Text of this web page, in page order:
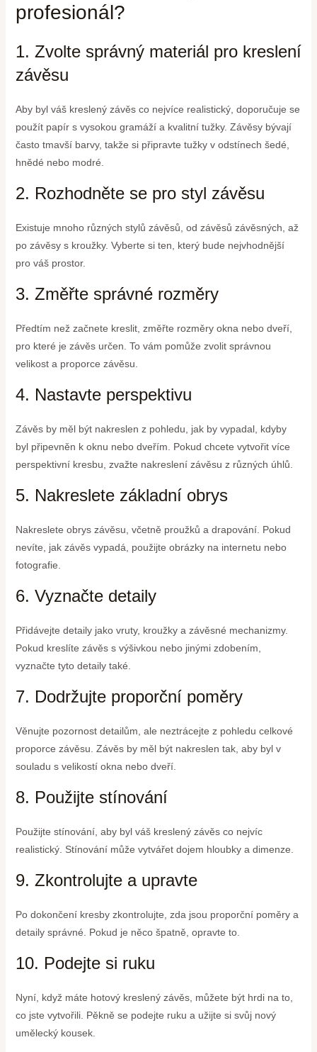
profesionál?
1. Zvolte správný materiál pro kreslení
závěsu
Aby byl váš kreslený závěs co nejvíce realistický, doporučuje se
použít papír s vysokou gramáží a kvalitní tužky. Závěsy bývají
často tmavší barvy, takže si připravte tužky v odstínech šedé,
hnědé nebo modré.
2. Rozhodněte se pro styl závěsu
Existuje mnoho různých stylů závěsů, od závěsů závěsných, až
po závěsy s kroužky. Vyberte si ten, který bude nejvhodnější
pro váš prostor.
3. Změřte správné rozměry
Předtím než začnete kreslit, změřte rozměry okna nebo dveří,
pro které je závěs určen. To vám pomůže zvolit správnou
velikost a proporce závěsu.
4. Nastavte perspektivu
Závěs by měl být nakreslen z pohledu, jak by vypadal, kdyby
byl připevněn k oknu nebo dveřím. Pokud chcete vytvořit více
perspektivní kresbu, zvažte nakreslení závěsu z různých úhlů.
5. Nakreslete základní obrys
Nakreslete obrys závěsu, včetně proužků a drapování. Pokud
nevíte, jak závěs vypadá, použijte obrázky na internetu nebo
fotografie.
6. Vyznačte detaily
Přidávejte detaily jako vruty, kroužky a závěsné mechanizmy.
Pokud kreslíte závěs s výšivkou nebo jinými zdobením,
vyznačte tyto detaily také.
7. Dodržujte proporční poměry
Věnujte pozornost detailům, ale neztrácejte z pohledu celkové
proporce závěsu. Závěs by měl být nakreslen tak, aby byl v
souladu s velikostí okna nebo dveří.
8. Použijte stínování
Použijte stínování, aby byl váš kreslený závěs co nejvíc
realistický. Stínování může vytvářet dojem hloubky a dimenze.
9. Zkontrolujte a upravte
Po dokončení kresby zkontrolujte, zda jsou proporční poměry a
detaily správné. Pokud je něco špatně, opravte to.
10. Podejte si ruku
Nyní, když máte hotový kreslený závěs, můžete být hrdi na to,
co jste vytvořili. Pěkně se podejte ruku a užijte si svůj nový
umělecký kousek.